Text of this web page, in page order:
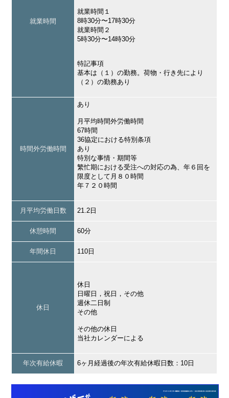
就業時間
就業時間１
8時30分〜17時30分
就業時間２
5時30分〜14時30分
特記事項
基本は（１）の勤務。荷物・行き先により
（２）の勤務あり
時間外労働時間
あり
月平均時間外労働時間
67時間
36協定における特別条項
あり
特別な事情・期間等
繁忙期における受注への対応の為、年６回を
限度として月８０時間
年７２０時間
月平均労働日数 21.2日
休憩時間 60分
年間休日 110日
休日
休日
日曜日，祝日，その他
週休二日制
その他
その他の休日
当社カレンダーによる
年次有給休暇 6ヶ月経過後の年次有給休暇日数：10日